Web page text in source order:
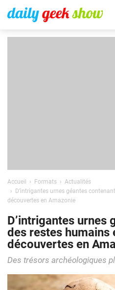
Accueil Formats
Actualités
D’intrigantes urnes géantes
découvertes en Amazonie
D’intrigantes urnes
des restes humains
découvertes en
Des trésors archéologiques